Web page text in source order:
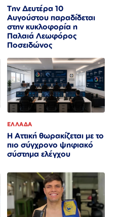
Την Δευτέρα 10
Αυγούστου παραδίδεται
στην κυκλοφορία η
Παλαιά Λεωφόρος
Ποσειδώνος
ΕΛΛΑΔΑ
Η Αττική θωρακίζεται με το
πιο σύγχρονο ψηφιακό
σύστημα ελέγχου